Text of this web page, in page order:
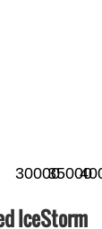
3000035000
IceStorm